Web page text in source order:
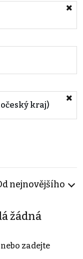
kraj)
nejnovějšího
žádná
zadejte